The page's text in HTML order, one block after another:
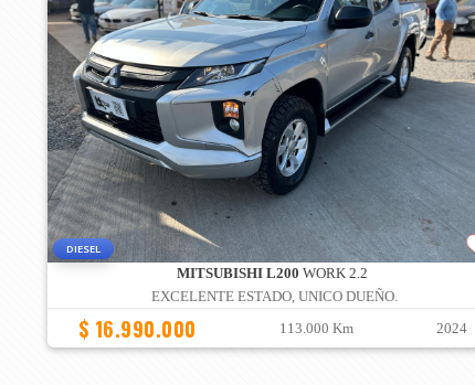
DIESEL
MITSUBISHI L200 WORK 2.2
EXCELENTE ESTADO, UNICO DUEÑO.
$ 16.990.000 113.000 Km 2024